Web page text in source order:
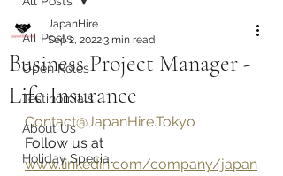
All Posts
Open Roles
Testinomials
About Us
Holiday Special
Business Project Manager -
Life Insurance
JapanHire
Sep 2, 20223 min read
Contact@JapanHire.Tokyo
Follow us at
www.linkedin.com/company/japan